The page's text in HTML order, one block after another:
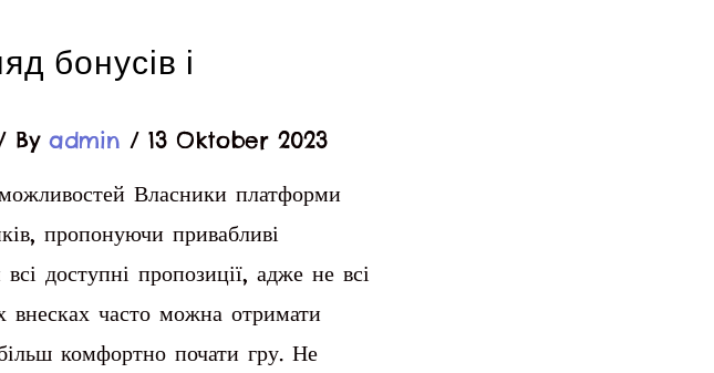
бонусів і
By admin / 13 Oktober 2023
Власники платформи
пропонуючи привабливі
доступні пропозиції, адже не всі
внесках часто можна отримати
комфортно почати гру. Не